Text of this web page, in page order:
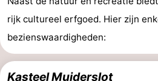
rijk cultureel erfgoed. Hier zijn
bezienswaardigheden:
Kasteel Muiderslot